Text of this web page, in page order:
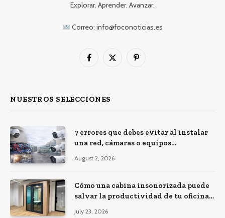
Explorar. Aprender. Avanzar.
Correo: info@foconoticias.es
Facebook
X
Pinterest
NUESTROS SELECCIONES
7 errores que debes evitar al instalar
una red, cámaras o equipos
August 2, 2026
Cómo una cabina insonorizada puede
salvar la productividad de tu oficina
July 23, 2026